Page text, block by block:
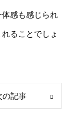
感も感じられ
ることでしょ
の記事